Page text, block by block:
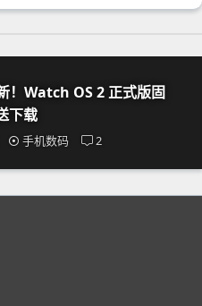
！Watch OS 2 正式版固
下载
手机数码 2